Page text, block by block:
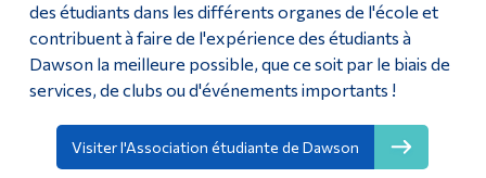
des étudiants dans les différents organes de l'école et
contribuent à faire de l'expérience des étudiants à
Dawson la meilleure possible, que ce soit par le biais de
services, de clubs ou d'événements importants !
Visiter l'Association étudiante de Dawson